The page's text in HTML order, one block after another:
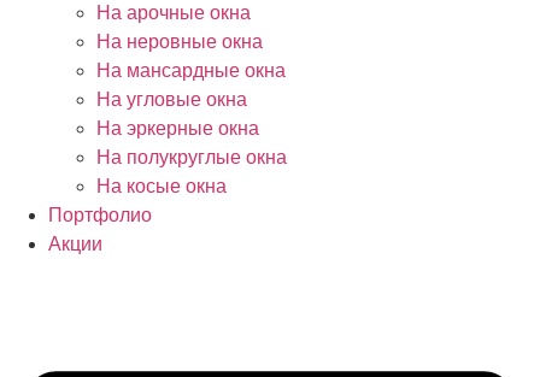
На арочные окна
На неровные окна
На мансардные окна
На угловые окна
На эркерные окна
На полукруглые окна
На косые окна
Портфолио
Акции